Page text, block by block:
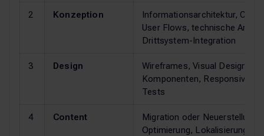
2 Konzeption
Informationsarchitektur,
User Flows, technische
Drittsystem-Integration
3 Design
Wireframes, Visual Design,
Komponenten, Responsive,
Tests
4 Content
Migration oder Neuerstellung,
Optimierung, Lokalisierung,